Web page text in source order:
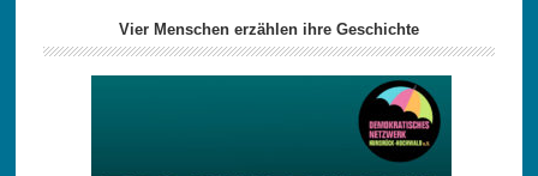
Vier Menschen erzählen ihre Geschichte